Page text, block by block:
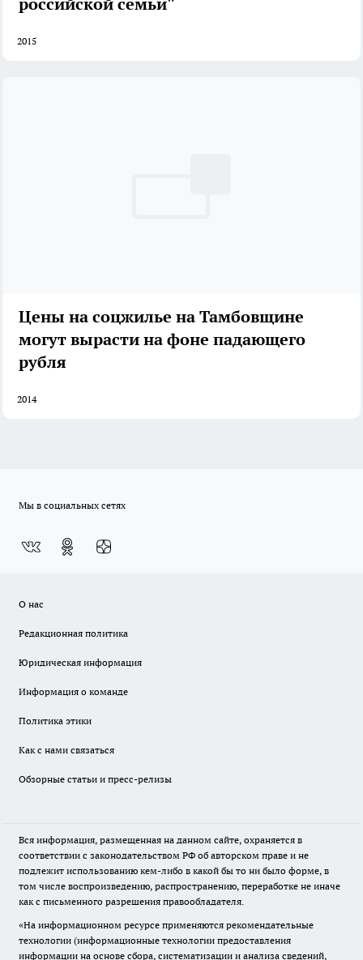
российской семьи"
2015
Цены на соцжилье на Тамбовщине
могут вырасти на фоне падающего
рубля
2014
Мы в социальных сетях
О нас
Редакционная политика
Юридическая информация
Информация о команде
Политика этики
Как с нами связаться
Обзорные статьи и пресс-релизы
Вся информация, размещенная на данном сайте, охраняется в
соответствии с законодательством РФ об авторском праве и не
подлежит использованию кем-либо в какой бы то ни было форме, в
том числе воспроизведению, распространению, переработке не иначе
как с письменного разрешения правообладателя.
«На информационном ресурсе применяются рекомендательные
технологии (информационные технологии предоставления
информации на основе сбора, систематизации и анализа сведений,